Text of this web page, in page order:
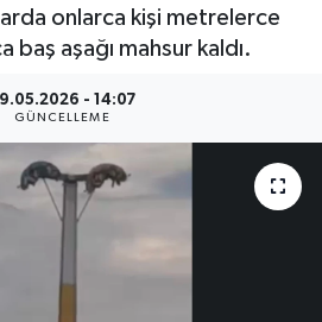
onlarca kişi metrelerce
baş aşağı mahsur kaldı.
- 14:07
GÜNCELLEME